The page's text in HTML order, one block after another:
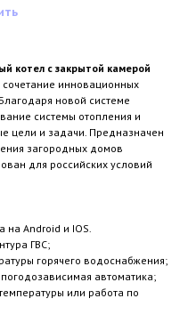
котел с закрытой камерой
сочетание инновационных
новой системе
системы отопления и
цели и задачи. Предназначен
загородных домов
для российских условий
Android и IOS.
ГВС;
горячего водоснабжения;
автоматика;
или работа по